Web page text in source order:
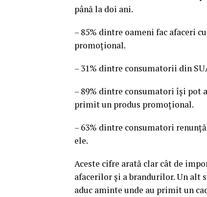
până la doi ani.
– 85% dintre oameni fac afaceri
promoțional.
– 31% dintre consumatorii din
– 89% dintre consumatori își pot
primit un produs promoțional.
– 63% dintre consumatori
ele.
Aceste cifre arată clar cât de
afacerilor și a brandurilor. Un alt
aduc aminte unde au primit un